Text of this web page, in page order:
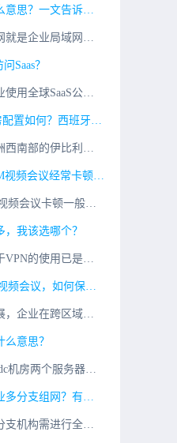
企业组网是什么意思？一文告诉你企业组网的重要性
所谓的企业组网就是企业局域网的组建。局域网(Local?Area?Network，简称LAN)，用于将有限范围内（例如一个实验室、一层办公楼或者校园）的各种计算机、终端与外部设备互联成网随着网络的发展
Saas？
当许多跨国企业使用全球SaaS公共云时，如Microsoft ofice 365、Zoom、Salesforce等常只选择一个服务区，以考虑全球员工的访问效率和可用性。跨服务区的长途公共网络传输往往导
西班牙IDC机房配置如何？西班牙数据中心介绍
西班牙位于欧洲西南部的伊比利亚半岛，是一个高度发达的资本主义国家。作为欧元区第五大经济体，西班牙将亚太地区及新兴大国作为新的外交重点，支持中西双边贸易发展。西班牙高速数据中心网络设备和网络工程师经过C
公司里的ZOOM视频会议经常卡顿怎么解决？
国际版 ZOOM视频会议卡顿一般是这几个原因造成。 1、企业办公计算机性能不足，造成打开缓慢；解决办法：重点升级计算机cpu和内存。 2、网络问题：由国外客户发起ZOOM视频电话会议很卡顿,那
我该选哪个？
如今，大家对于VPN的使用已是家常便饭，各种类型的VPN的技术也是五花八门。但哪种VPN协议适合我？面对层出不穷的新技术，我该如何进行选择？下面要介绍的这个案例或许可以为我们提供一些思考。用户背景用户
企业Slack远程视频会议，如何保证视频会议的效果和话音的品质?
随着企业的发展，企业在跨区域和跨国经营中，经常需要Slack视频会议来解决企业内部遇到的问题，比如：1、定期的内部会议;2、商务谈判;3、项目进程与探讨等而Slack远程视频会议，常常会因为宽带的原因
意思？
电信大带宽即idc机房两个服务器之间传输的量，这个量一般为1000M/S的服务器带宽，不过现在100M/S的服务器带宽也可以叫做电信大带宽。什么样的业务会使用电信大带宽？使用电信大带宽的业务一般有视频
为什么选择企业多分支组网？有什么优势？
企业用户多个分支机构需进行全球互联互通和内部数据访问，采用专线组网的方式通常开通周期长、费用高、灵活性差，而传统互联网安全性差、访问速度慢。行业挑战开通周期长、无法有效的利用广域网技术、无法提供灵活智